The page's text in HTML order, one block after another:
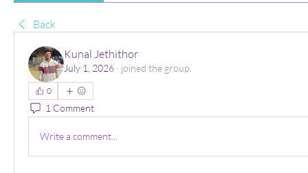
Back
Kunal Jethithor
July 1, 2026 · joined the group.
0
1 Comment
Write a comment...